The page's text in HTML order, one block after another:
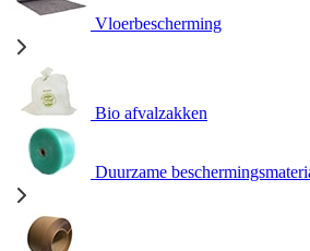
Vloerbescherming
Bio afvalzakken
Duurzame